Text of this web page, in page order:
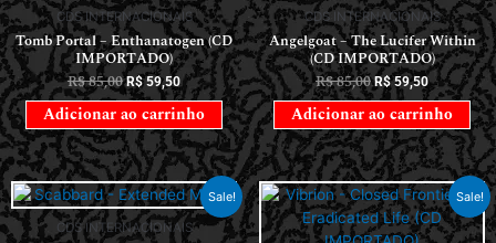
CDS INTERNACIONAIS
Tomb Portal – Enthanatogen (CD
IMPORTADO)
R$85,00 R$59,50
Adicionar ao carrinho
CDS INTERNACIONAIS
Angelgoat – The Lucifer Within
(CD IMPORTADO)
R$85,00 R$59,50
Adicionar ao carrinho
Sale!
CDS INTERNACIONAIS
Sale!